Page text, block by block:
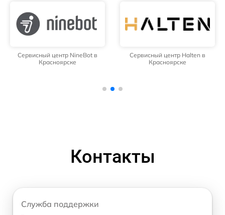
Сервисный центр NineBot в
Красноярске
Сервисный центр Halten в
Красноярске
Контакты
Служба поддержки